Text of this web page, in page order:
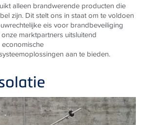
alleen brandwerende producten die
zijn. Dit stelt ons in staat om te voldoen
eis voor brandbeveiliging
marktpartners uitsluitend
aan te bieden.